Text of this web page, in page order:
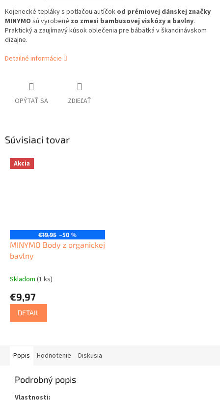
Kojenecké tepláky s potlačou autíčok od prémiovej dánskej značky
MINYMO sú vyrobené zo zmesi bambusovej viskózy a bavlny.
Praktický a zaujímavý kúsok oblečenia pre bábätká v škandinávskom
dizajne.
Detailné informácie
OPÝTAŤ SA ZDIEĽAŤ
Súvisiaci tovar
Akcia
€19,95 –50 %
MINYMO Body z organickej
bavlny
Skladom (1 ks)
€9,97
DETAIL
Popis Hodnotenie Diskusia
Podrobný popis
Vlastnosti: